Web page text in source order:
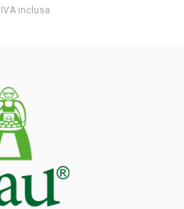
IVA inclusa